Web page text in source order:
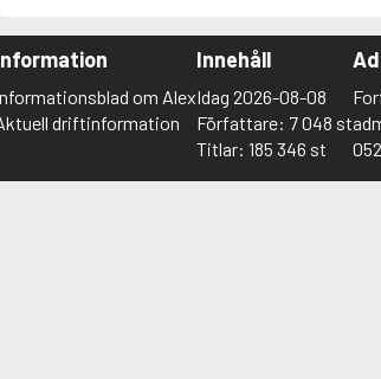
om Alex
driftinformation
Innehåll
Idag 2026-08-08
Författare: 7 048 st
Titlar: 185 346 st